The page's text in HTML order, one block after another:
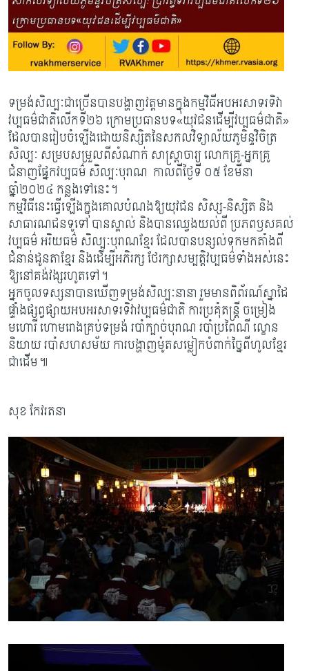
ទម្រង់សិល្បៈជាច្រើនបានបង្ហាញវត្តមានក្នុងកម្មវិធីអបអរសាទរទិវា
វប្បធម៌ជាតិលើកទី២៦ ក្រោមប្រធានបទ«យុវជនដើម្បីវប្បធម៌ជាតិ»
ដែលបានរៀបចំឡើងដោយនិស្សិតនៃសកលវិទ្យាល័យភូមិន្ទវិចិត្រ
សិល្បៈ សម្របសម្រួលពីសំណាក់ សាស្រ្ដាចារ្យ លោកគ្រូ-អ្នកគ្រូ
ជំនាញផ្នែកវប្បធម៌ សិល្បៈបុរាណ កាលពីថ្ងៃទី ០៥ ខែមីនា
ឆ្នាំ២០២៤ កន្លងទៅនេះ។
កម្មវិធីនេះធ្វើឡើងក្នុងគោលបំណងឱ្យយុវជន សិស្ស-និស្សិត និង
សាធារណជនទូទៅ បានស្គាល់ និងបានឈ្វេងយល់ពី ប្រភពឫសគល់
វប្បធម៌ អរិយធម៌ សិល្បៈបុរាណខ្មែរ ដែលបានបន្សល់ទុកមកតាំងពី
ជំនាន់ដូនតាខ្មែរ និងដើម្បីអភិរក្ស ថែរក្សាសម្បត្តិវប្បធម៌ទាំងអស់នេះ
ឱ្យនៅគង់វង្សរហូតទៅ។
អ្នកចូលទស្សនាបានឃើញទម្រង់សិល្បៈនានា រួមមានពិព័រណ៍ស្នាដៃ
ផ្ទាំងផ្សព្វផ្សាយអបអរសាទរទិវាវប្បធម៌ជាតិ ការប្រគុំតន្ត្រី ចម្រៀង
មហោរី ហោមរោងគ្រប់ទម្រង់ របាំក្បាច់បុរាណ របាំប្រពៃណី ល្ខោន
និយាយ របាំសហសម័យ ការបង្ហាញម៉ូតសម្លៀកបំពាក់ច្នៃពីហូលខ្មែរ
ជាដើម៕
សុខ កែវរតនា